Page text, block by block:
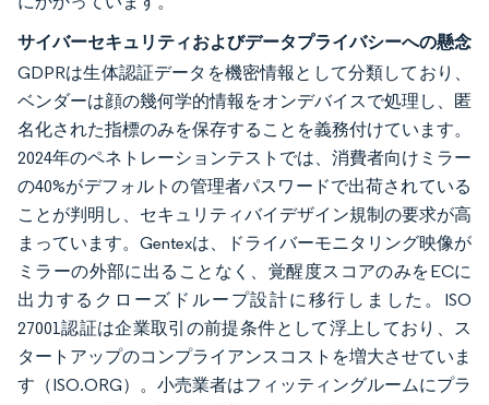
サイバーセキュリティおよびデータプライバシーへの懸念
GDPRは生体認証データを機密情報として分類しており、
ベンダーは顔の幾何学的情報をオンデバイスで処理し、匿
名化された指標のみを保存することを義務付けています。
2024年のペネトレーションテストでは、消費者向けミラー
の40%がデフォルトの管理者パスワードで出荷されている
ことが判明し、セキュリティバイデザイン規制の要求が高
まっています。Gentexは、ドライバーモニタリング映像が
ミラーの外部に出ることなく、覚醒度スコアのみをECに
出力するクローズドループ設計に移行しました。ISO
27001認証は企業取引の前提条件として浮上しており、ス
タートアップのコンプライアンスコストを増大させていま
す（ISO.ORG）。小売業者はフィッティングルームにプラ